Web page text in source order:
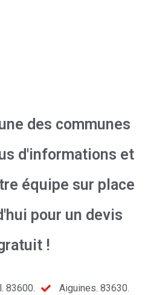
des communes
d'informations et
équipe sur place
pour un devis
!
83600.
Aiguines. 83630.